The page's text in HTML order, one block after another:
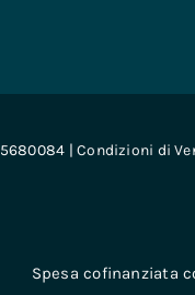
|Condizioni di
Spesa cofinanziata